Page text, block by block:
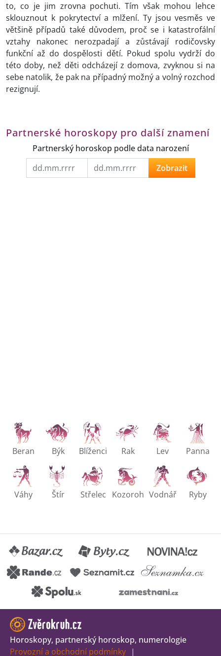
to, co je jim zrovna pochuti. Tím však mohou lehce
sklouznout k pokrytectví a mlžení. Ty jsou vesměs ve
většině případů také důvodem, proč se i katastrofální
vztahy nakonec nerozpadají a zůstávají rodičovsky
funkční až do dospělosti dětí. Pokud spolu vydrží do
této doby, než děti odcházejí z domova, zvyknou si na
sebe natolik, že pak na případný možný a volný rozchod
rezignují.
Partnerské horoskopy pro další znamení
Partnerský horoskop podle data narození
Zobrazit
Beran Býk Blíženci Rak Lev Panna
Váhy Štír Střelec Kozoroh Vodnář Ryby
Horoskopy, partnerský horoskop, numerologie
Provozní a obchodní podmínky